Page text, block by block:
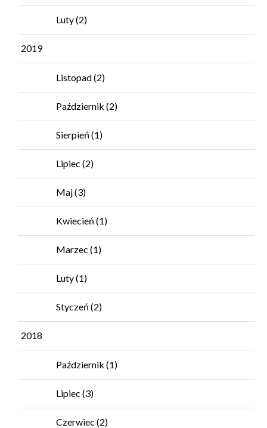
Luty(2)
2019
Listopad(2)
Październik (2)
Sierpień (1)
Lipiec (2)
Maj(3)
Kwiecień (1)
Marzec (1)
Luty(1)
Styczeń (2)
2018
Październik (1)
Lipiec (3)
Czerwiec (2)